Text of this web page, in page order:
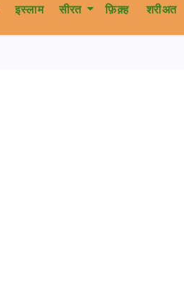
इस्लाम सीरत फ़िक़्ह शरीअत